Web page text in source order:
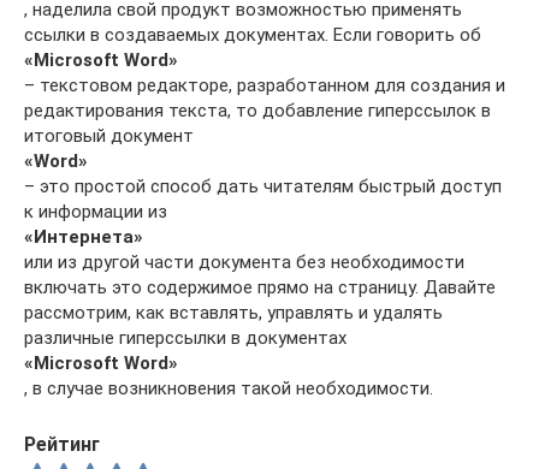
, наделила свой продукт возможностью применять
ссылки в создаваемых документах. Если говорить об
«Microsoft Word»
– текстовом редакторе, разработанном для создания и
редактирования текста, то добавление гиперссылок в
итоговый документ
«Word»
– это простой способ дать читателям быстрый доступ
к информации из
«Интернета»
или из другой части документа без необходимости
включать это содержимое прямо на страницу. Давайте
рассмотрим, как вставлять, управлять и удалять
различные гиперссылки в документах
«Microsoft Word»
, в случае возникновения такой необходимости.
Рейтинг